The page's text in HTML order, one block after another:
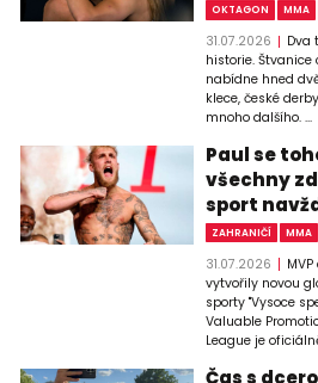
OKTAGON MMA
31.07.2026
Dva
historie.
nabídne hned
klece, české
mnoho dalšího. ...
Paul se
všechny
sport
ZAHRANIČÍ MMA
31.07.2026
vytvořily novou
sporty "Vysoce
Valuable
League je
Čas s